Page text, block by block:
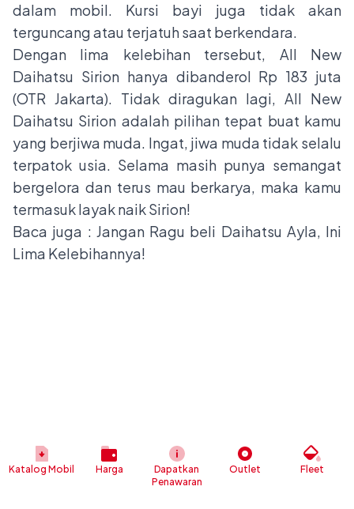
dalam mobil. Kursi bayi juga tidak akan
terguncang atau terjatuh saat berkendara.
Dengan lima kelebihan tersebut, All New
Daihatsu Sirion hanya dibanderol Rp 183 juta
(OTR Jakarta). Tidak diragukan lagi, All New
Daihatsu Sirion adalah pilihan tepat buat kamu
yang berjiwa muda. Ingat, jiwa muda tidak selalu
terpatok usia. Selama masih punya semangat
bergelora dan terus mau berkarya, maka kamu
termasuk layak naik Sirion!
Baca juga : Jangan Ragu beli Daihatsu Ayla, Ini
Lima Kelebihannya!
Katalog Mobil Harga
Dapatkan
Penawaran
Outlet Fleet